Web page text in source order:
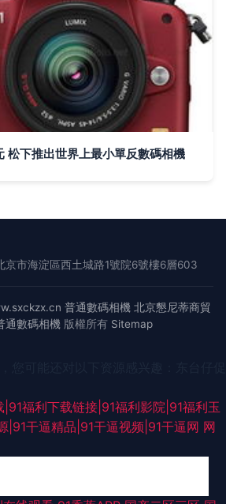
松下推出世界上最小單反數碼相機
京市海淀區西土城路1號院6號樓6層603
普通數碼相機 北京懇尼蒂商貿
通數碼相機 版權所有 Sitemap
福利下载链接|91福利影院|91福利玉
|91干逼精品|91干逼视频|91干逼网 网
影院 成人天蚕91 九一久久 欧美第一浮力影院 日